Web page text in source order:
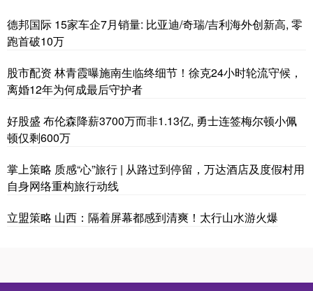
德邦国际 15家车企7月销量: 比亚迪/奇瑞/吉利海外创新高, 零
跑首破10万
股市配资 林青霞曝施南生临终细节！徐克24小时轮流守候，
离婚12年为何成最后守护者
好股盛 布伦森降薪3700万而非1.13亿, 勇士连签梅尔顿小佩
顿仅剩600万
掌上策略 质感“心”旅行 | 从路过到停留，万达酒店及度假村用
自身网络重构旅行动线
立盟策略 山西：隔着屏幕都感到清爽！太行山水游火爆